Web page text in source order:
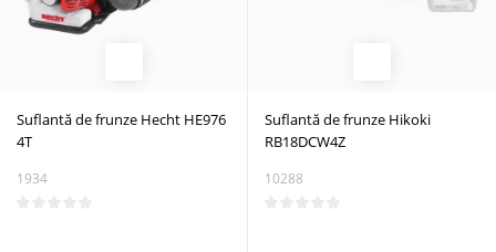
Suflantă de frunze Hecht HE976
4T
1934
Suflantă de frunze Hikoki
RB18DCW4Z
10288